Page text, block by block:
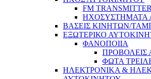
FM TRANSMITTER
ΗΧΟΣΥΣΤΗΜΑΤΑ
ΒΑΣΕΙΣ ΚΙΝΗΤΩΝ/
ΕΞΩΤΕΡΙΚΟ
ΦΑΝΟΠΟΙΙΑ
ΠΡΟΒΟΛΕΙΣ
ΦΩΤΑ
ΗΛΕΚΤΡΟΝΙΚΑ &